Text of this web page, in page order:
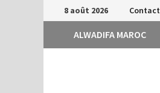
Passer
au
contenu
8 août 2026 Contact
ALWADIFA MAROC